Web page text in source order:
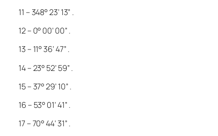
11 – 348° 23’ 13” .
12 – 0° 00’ 00” .
13 – 11° 36’ 47” .
14 – 23° 52’ 59” .
15 – 37° 29’ 10” .
16 – 53° 01’ 41” .
17 – 70° 44’ 31” .